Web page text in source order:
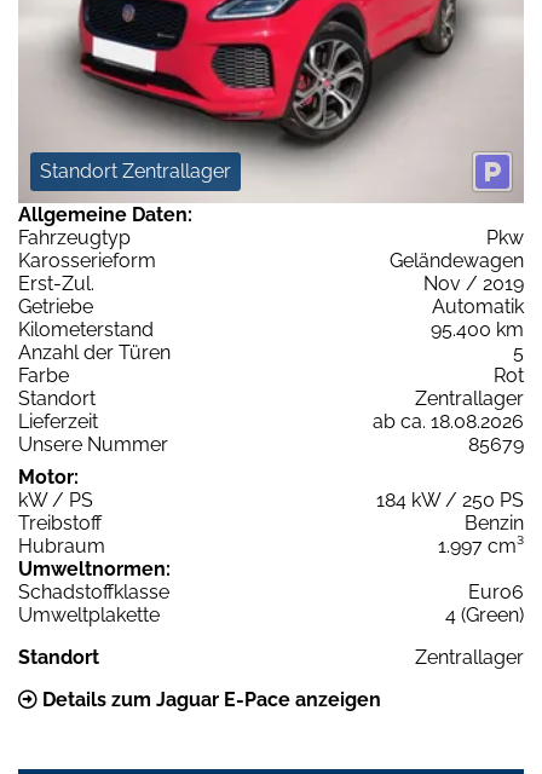
Standort Zentrallager
Allgemeine Daten:
Fahrzeugtyp
Pkw
Karosserieform
Geländewagen
Erst-Zul.
Nov / 2019
Getriebe
Automatik
Kilometerstand
95.400 km
Anzahl der Türen
5
Farbe
Rot
Standort
Zentrallager
Lieferzeit
ab ca. 18.08.2026
Unsere Nummer
85679
Motor:
kW / PS
184 kW / 250 PS
Treibstoff
Benzin
Hubraum
1.997 cm³
Umweltnormen:
Schadstoffklasse
Euro6
Umweltplakette
4 (Green)
Standort
Zentrallager
Details zum Jaguar E-Pace anzeigen